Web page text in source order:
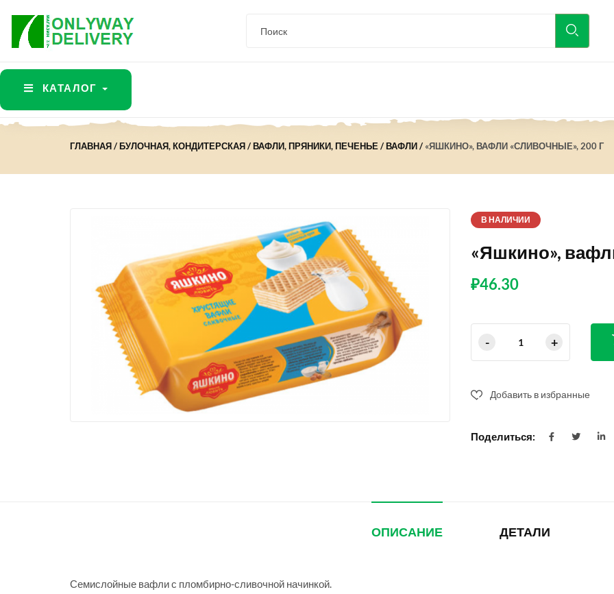
КАТАЛОГ
ГЛАВНАЯ БУЛОЧНАЯ, КОНДИТЕРСКАЯ ВАФЛИ, ПРЯНИКИ, ПЕЧЕНЬЕ ВАФЛИ «ЯШКИНО», ВАФЛИ «СЛИВОЧНЫЕ», 200 Г
В НАЛИЧИИ
«Яшкино»,
₽46.30
Добавить в избранные
Поделиться:
ОПИСАНИЕ ДЕТАЛИ
Семислойные вафли с пломбирно-сливочной начинкой.